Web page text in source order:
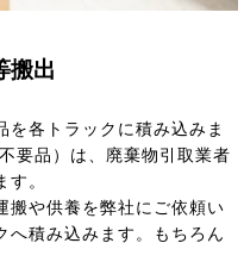
搬出
を各トラックに積み込みま
要品）は、廃棄物引取業者
。
や供養を弊社にご依頼い
へ積み込みます。もちろん